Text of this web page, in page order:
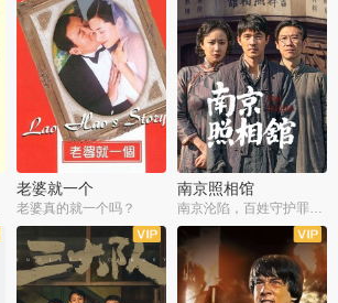
老婆就一个
老婆真的就一个吗？
南京照相馆
南京沦陷，百姓守护罪证底片